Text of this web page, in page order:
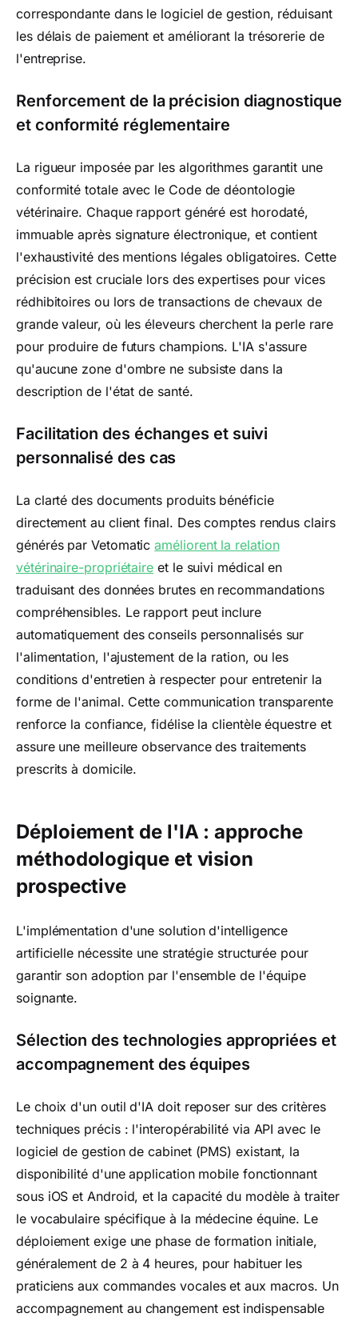
correspondante dans le logiciel de gestion, réduisant
les délais de paiement et améliorant la trésorerie de
l'entreprise.
Renforcement de la précision diagnostique
et conformité réglementaire
La rigueur imposée par les algorithmes garantit une
conformité totale avec le Code de déontologie
vétérinaire. Chaque rapport généré est horodaté,
immuable après signature électronique, et contient
l'exhaustivité des mentions légales obligatoires. Cette
précision est cruciale lors des expertises pour vices
rédhibitoires ou lors de transactions de chevaux de
grande valeur, où les éleveurs cherchent la perle rare
pour produire de futurs champions. L'IA s'assure
qu'aucune zone d'ombre ne subsiste dans la
description de l'état de santé.
Facilitation des échanges et suivi
personnalisé des cas
La clarté des documents produits bénéficie
directement au client final. Des comptes rendus clairs
générés par Vetomaticaméliorent la relation
vétérinaire-propriétaire et le suivi médical en
traduisant des données brutes en recommandations
compréhensibles. Le rapport peut inclure
automatiquement des conseils personnalisés sur
l'alimentation, l'ajustement de la ration, ou les
conditions d'entretien à respecter pour entretenir la
forme de l'animal. Cette communication transparente
renforce la confiance, fidélise la clientèle équestre et
assure une meilleure observance des traitements
prescrits à domicile.
Déploiement de l'IA : approche
méthodologique et vision
prospective
L'implémentation d'une solution d'intelligence
artificielle nécessite une stratégie structurée pour
garantir son adoption par l'ensemble de l'équipe
soignante.
Sélection des technologies appropriées et
accompagnement des équipes
Le choix d'un outil d'IA doit reposer sur des critères
techniques précis : l'interopérabilité via API avec le
logiciel de gestion de cabinet (PMS) existant, la
disponibilité d'une application mobile fonctionnant
sous iOS et Android, et la capacité du modèle à traiter
le vocabulaire spécifique à la médecine équine. Le
déploiement exige une phase de formation initiale,
généralement de 2 à 4 heures, pour habituer les
praticiens aux commandes vocales et aux macros. Un
accompagnement au changement est indispensable